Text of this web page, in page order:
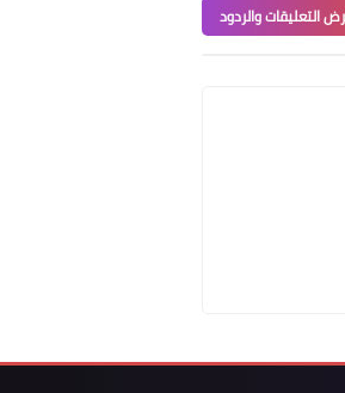
التعليقات والردود